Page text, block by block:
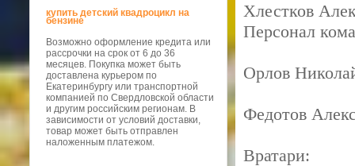
купить детский квадроцикл на
бензине
Возможно оформление кредита или
рассрочки на срок от 6 до 36
месяцев. Покупка может быть
доставлена курьером по
Екатеринбургу или транспортной
компанией по Свердловской области
и другим российским регионам. В
зависимости от условий доставки,
товар может быть отправлен
наложенным платежом.
Хлестков
Персонал
Орлов
Федотов
Вратари: